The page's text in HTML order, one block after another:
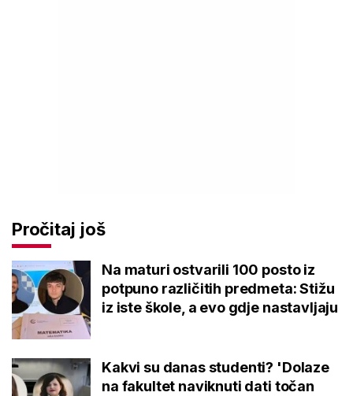
Pročitaj još
Na maturi ostvarili 100 posto iz
potpuno različitih predmeta: Stižu
iz iste škole, a evo gdje nastavljaju
Kakvi su danas studenti? 'Dolaze
na fakultet naviknuti dati točan